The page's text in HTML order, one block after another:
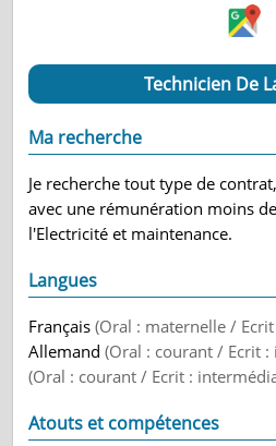
Technicien De
Ma recherche
Je recherche tout type de
avec une rémunération moins
l'Electricité et maintenance.
Langues
Français(Oral : maternelle /
Allemand(Oral : courant / Ecrit
(Oral : courant / Ecrit :
Atouts et compétences